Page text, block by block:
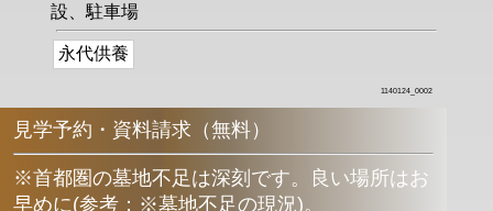
設、駐車場
永代供養
1140124_0002
見学予約・資料請求（無料）
※首都圏の墓地不足は深刻です。良い場所はお
早めに(参考：※墓地不足の現況)。